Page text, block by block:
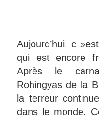
Aujourd’hui, c
qui est encore
Après le
Rohingyas de la
la terreur
dans le monde.